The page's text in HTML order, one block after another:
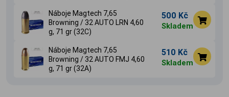
Náboje Magtech 7,65
Browning / 32 AUTO LRN 4,60
g, 71 gr (32C)
500 Kč
Skladem
Náboje Magtech 7,65
Browning / 32 AUTO FMJ 4,60
g, 71 gr (32A)
510 Kč
Skladem